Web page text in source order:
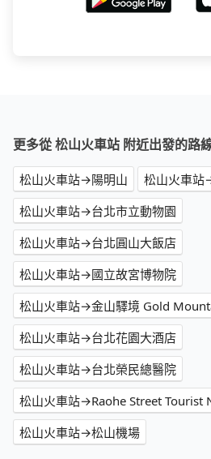
更多從 松山火車站 附近出發的路
松山火車站→陽明山
松山火車站
松山火車站→台北市立動物園
松山火車站→台北圓山大飯店
松山火車站→國立故宮博物院
松山火車站→金山驛境 Gold
松山火車站→台北花園大酒店
松山火車站→台北榮民總醫院
松山火車站→Raohe Street Tourist
松山火車站→松山機場